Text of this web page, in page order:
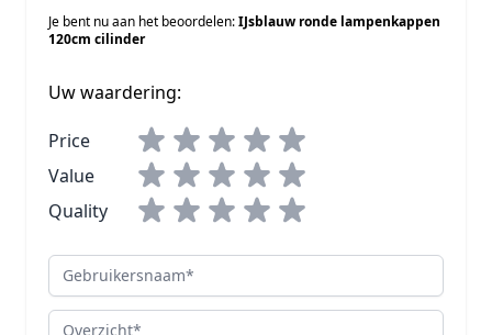
Je bent nu aan het beoordelen:IJsblauw ronde lampenkappen
120cm cilinder
Uw waardering:
Price
Value
Quality
Gebruikersnaam
Overzicht